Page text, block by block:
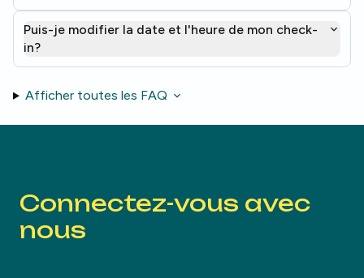
Puis-je modifier la date et l'heure de mon check-
in?
Afficher toutes les FAQ
Connectez-vous avec
nous